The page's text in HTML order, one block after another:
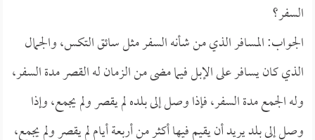
السفر؟
الجواب: المسافر الذي من شأنه السفر مثل سائق التكس، والجمال
الذي كان يسافر على الإبل فيما مضى من الزمان له القصر مدة السفر،
وله الجمع مدة السفر، فإذا وصل إلى بلده لم يقصر ولم يجمع، وإذا
وصل إلى بلد يريد أن يقيم فيها أكثر من أربعة أيام لم يقصر ولم يجمع،